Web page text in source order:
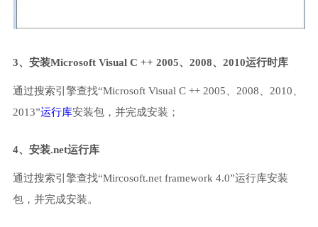
3、安装Microsoft Visual C ++ 2005、2008、2010运行时库
通过搜索引擎查找“Microsoft Visual C ++ 2005、2008、2010、
2013”运行库安装包，并完成安装；
4、安装.net运行库
通过搜索引擎查找“Mircosoft.net framework 4.0”运行库安装
包，并完成安装。